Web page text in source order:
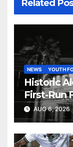
Related
NEWS YOUTH
Historic
First-Run
AUG 6, 2026